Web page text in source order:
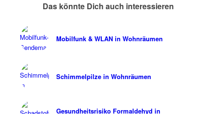
Das könnte Dich auch interessieren
Mobilfunk & WLAN in Wohnräumen
Schimmelpilze in Wohnräumen
Gesundheitsrisiko Formaldehyd in